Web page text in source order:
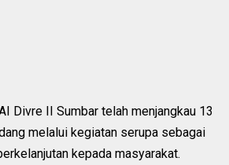
Divre II Sumbar telah menjangkau 13
melalui kegiatan serupa sebagai
kepada masyarakat.